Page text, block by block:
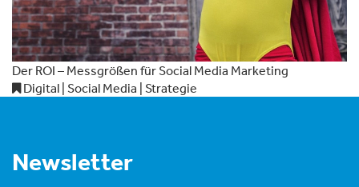
Der ROI – Messgrößen für Social Media Marketing
Digital | Social Media | Strategie
Newsletter